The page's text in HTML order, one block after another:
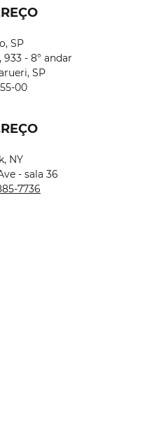
SP
- 8° andar
SP
00
NY
- sala 36
7736